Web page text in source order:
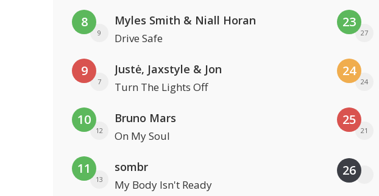
8
9
Myles Smith & Niall Horan
Drive Safe
9
7
Justė, Jaxstyle & Jon
Turn The Lights Off
10
12
Bruno Mars
On My Soul
11
13
sombr
My Body Isn't Ready
23
27
24
24
25
21
26